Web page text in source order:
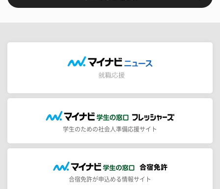
学生のための社会人準備応援サイト
合宿免許が申込める情報サイト